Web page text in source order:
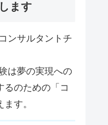
ます
ンサルタントチ
は夢の実現への
るのための「コ
す。